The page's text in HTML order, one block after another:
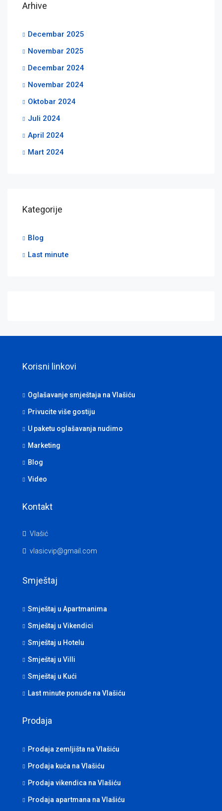
Arhive
Decembar 2025
Novembar 2025
Decembar 2024
Novembar 2024
Oktobar 2024
Juli 2024
April 2024
Mart 2024
Kategorije
Blog
Last minute
Korisni linkovi
Oglašavanje smještaja na Vlašiću
Privucite više gostiju
U paketu oglašavanja nudimo
Marketing
Blog
Video
Kontakt
Vlašić
vlasicvip@gmail.com
Smještaj
Smještaj u Apartmanima
Smještaj u Vikendici
Smještaj u Hotelu
Smještaj u Villi
Smještaj u Kući
Last minute ponude na Vlašiću
Prodaja
Prodaja zemljišta na Vlašiću
Prodaja kuća na Vlašiću
Prodaja vikendica na Vlašiću
Prodaja apartmana na Vlašiću